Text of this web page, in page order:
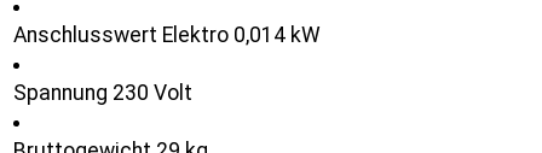
Anschlusswert Elektro 0,014 kW
Spannung 230 Volt